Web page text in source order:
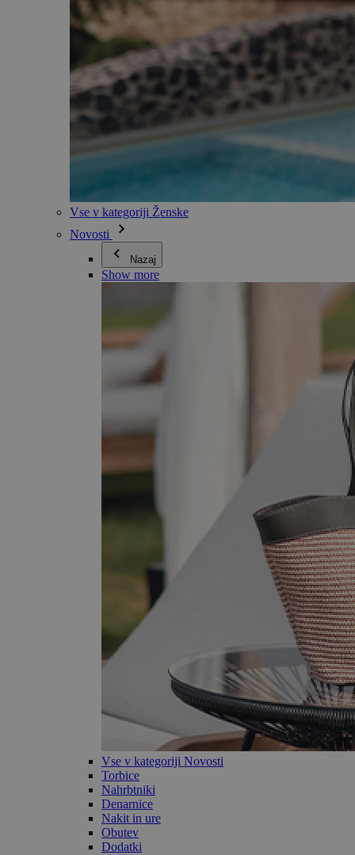
Vse v kategoriji Ženske
Novosti
Nazaj
Show more
Vse v kategoriji Novosti
Torbice
Nahrbtniki
Denarnice
Nakit in ure
Obutev
Dodatki